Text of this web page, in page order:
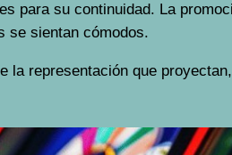
para su continuidad. La
se sientan cómodos.
la representación que proyectan,